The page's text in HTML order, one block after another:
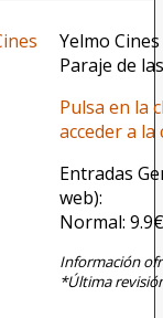
Yelmo Cines
Paraje de
Pulsa en la
acceder a la
Entradas
web):
Normal:
Información
*Última